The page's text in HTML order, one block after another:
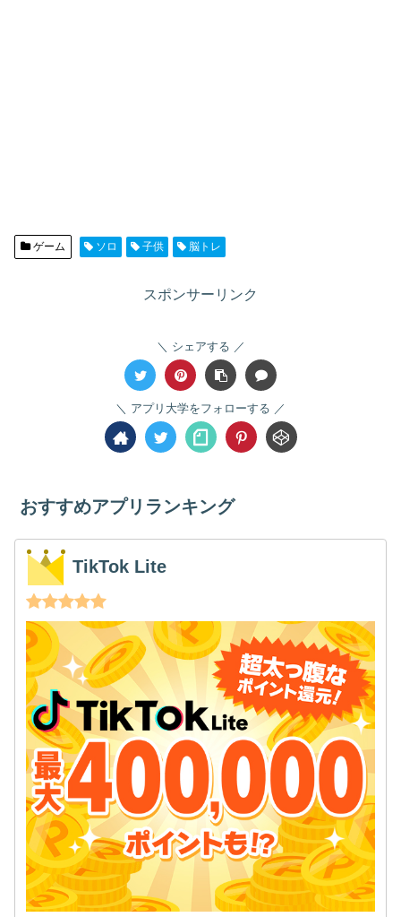
ゲーム ソロ 子供 脳トレ
スポンサーリンク
シェアする
アプリ大学をフォローする
おすすめアプリランキング
TikTok Lite